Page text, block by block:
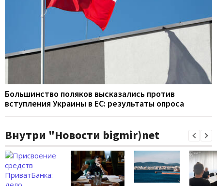
Большинство поляков высказались против
вступления Украины в ЕС: результаты опроса
Внутри "Новости bigmir)net